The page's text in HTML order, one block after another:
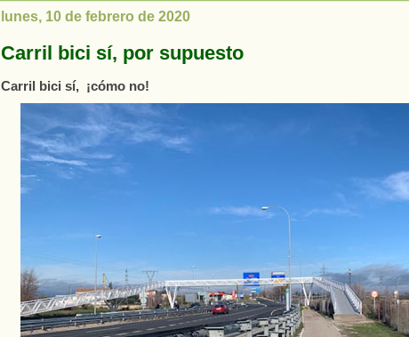
lunes, 10 de febrero de 2020
Carril bici sí, por supuesto
Carril bici sí, ¡cómo no!